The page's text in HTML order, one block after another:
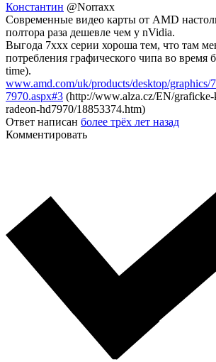
Константин @Norraxx
Современные видео карты от AMD
полтора раза дешевле чем у nVidia.
Выгода 7ххх серии хороша тем, что там
потребления графического чипа во время
time).
www.amd.com/uk/products/desktop/graphics/
7970.aspx#3 (http://www.alza.cz/EN/
radeon-hd7970/18853374.htm)
Ответ написан более трёх лет назад
Комментировать